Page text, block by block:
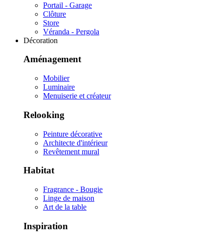
Portail - Garage
Clôture
Store
Véranda - Pergola
Décoration
Aménagement
Mobilier
Luminaire
Menuiserie et créateur
Relooking
Peinture décorative
Architecte d'intérieur
Revêtement mural
Habitat
Fragrance - Bougie
Linge de maison
Art de la table
Inspiration